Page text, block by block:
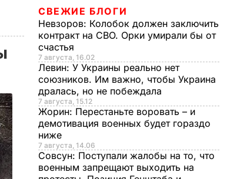
СВЕЖИЕ БЛОГИ
Невзоров: Колобок должен заключить
контракт на СВО. Орки умирали бы от
счастья
7 августа, 16.02
Левин: У Украины реально нет
союзников. Им важно, чтобы Украина
дралась, но не побеждала
7 августа, 15.12
Жорин: Перестаньте воровать – и
демотивация военных будет гораздо
ниже
7 августа, 14.06
Совсун: Поступали жалобы на то, что
военным запрещают выходить на